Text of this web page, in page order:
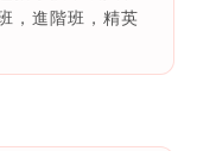
，進階班，精英